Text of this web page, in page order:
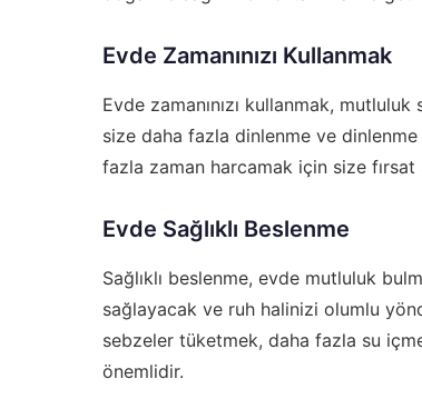
Evde Zamanınızı Kullanmak
Evde zamanınızı kullanmak,
size daha fazla dinlenme ve dinlenme
fazla zaman harcamak için size fırsat
Evde Sağlıklı Beslenme
Sağlıklı beslenme, evde mutluluk
sağlayacak ve ruh halinizi olumlu
sebzeler tüketmek, daha fazla su
önemlidir.